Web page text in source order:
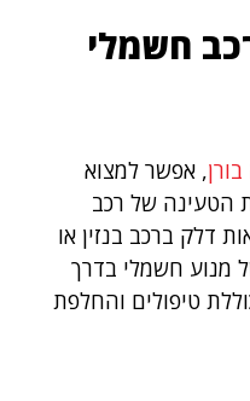
חשמלי
, אפשר למצוא
הטעינה של רכב
דלק ברכב בנזין או
מנוע חשמלי בדרך
טיפולים והחלפת